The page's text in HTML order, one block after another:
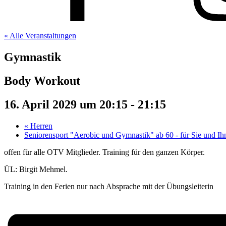
« Alle Veranstaltungen
Gymnastik
Body Workout
16. April 2029 um 20:15 - 21:15
« Herren
Seniorensport "Aerobic und Gymnastik" ab 60 - für Sie und
offen für alle OTV Mitglieder. Training für den ganzen Körper.
ÜL: Birgit Mehmel.
Training in den Ferien nur nach Absprache mit der Übungsleiterin